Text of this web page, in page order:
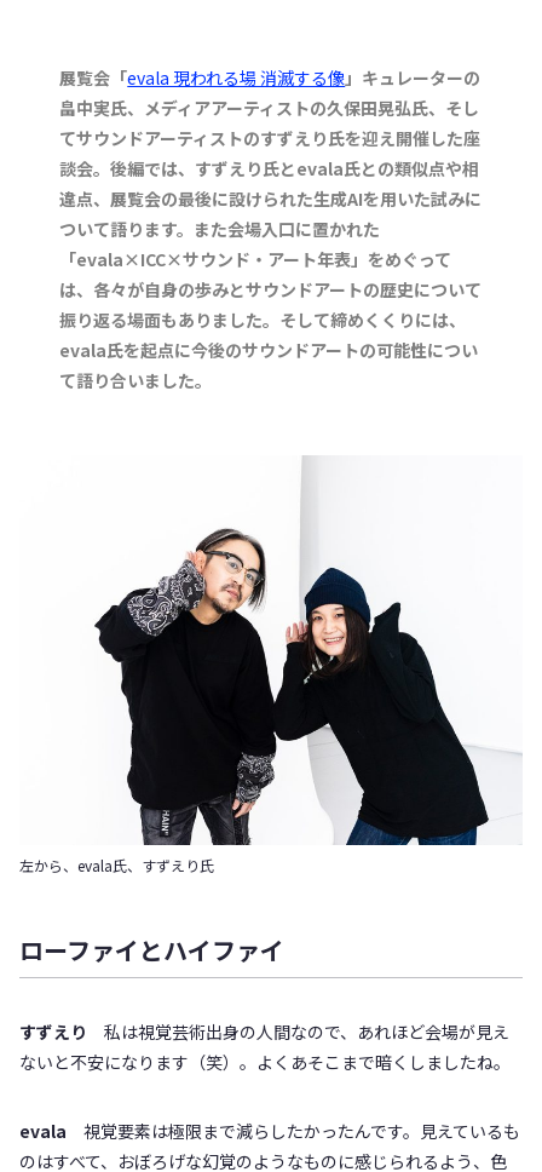
展覧会「evala 現われる場 消滅する像」キュレーターの
畠中実氏、メディアアーティストの久保田晃弘氏、そし
てサウンドアーティストのすずえり氏を迎え開催した座
談会。後編では、すずえり氏とevala氏との類似点や相
違点、展覧会の最後に設けられた生成AIを用いた試みに
ついて語ります。また会場入口に置かれた
「evala×ICC×サウンド・アート年表」をめぐって
は、各々が自身の歩みとサウンドアートの歴史について
振り返る場面もありました。そして締めくくりには、
evala氏を起点に今後のサウンドアートの可能性につい
て語り合いました。
左から、evala氏、すずえり氏
ローファイとハイファイ
すずえり 私は視覚芸術出身の人間なので、あれほど会場が見え
ないと不安になります（笑）。よくあそこまで暗くしましたね。
evala 視覚要素は極限まで減らしたかったんです。見えているも
のはすべて、おぼろげな幻覚のようなものに感じられるよう、色